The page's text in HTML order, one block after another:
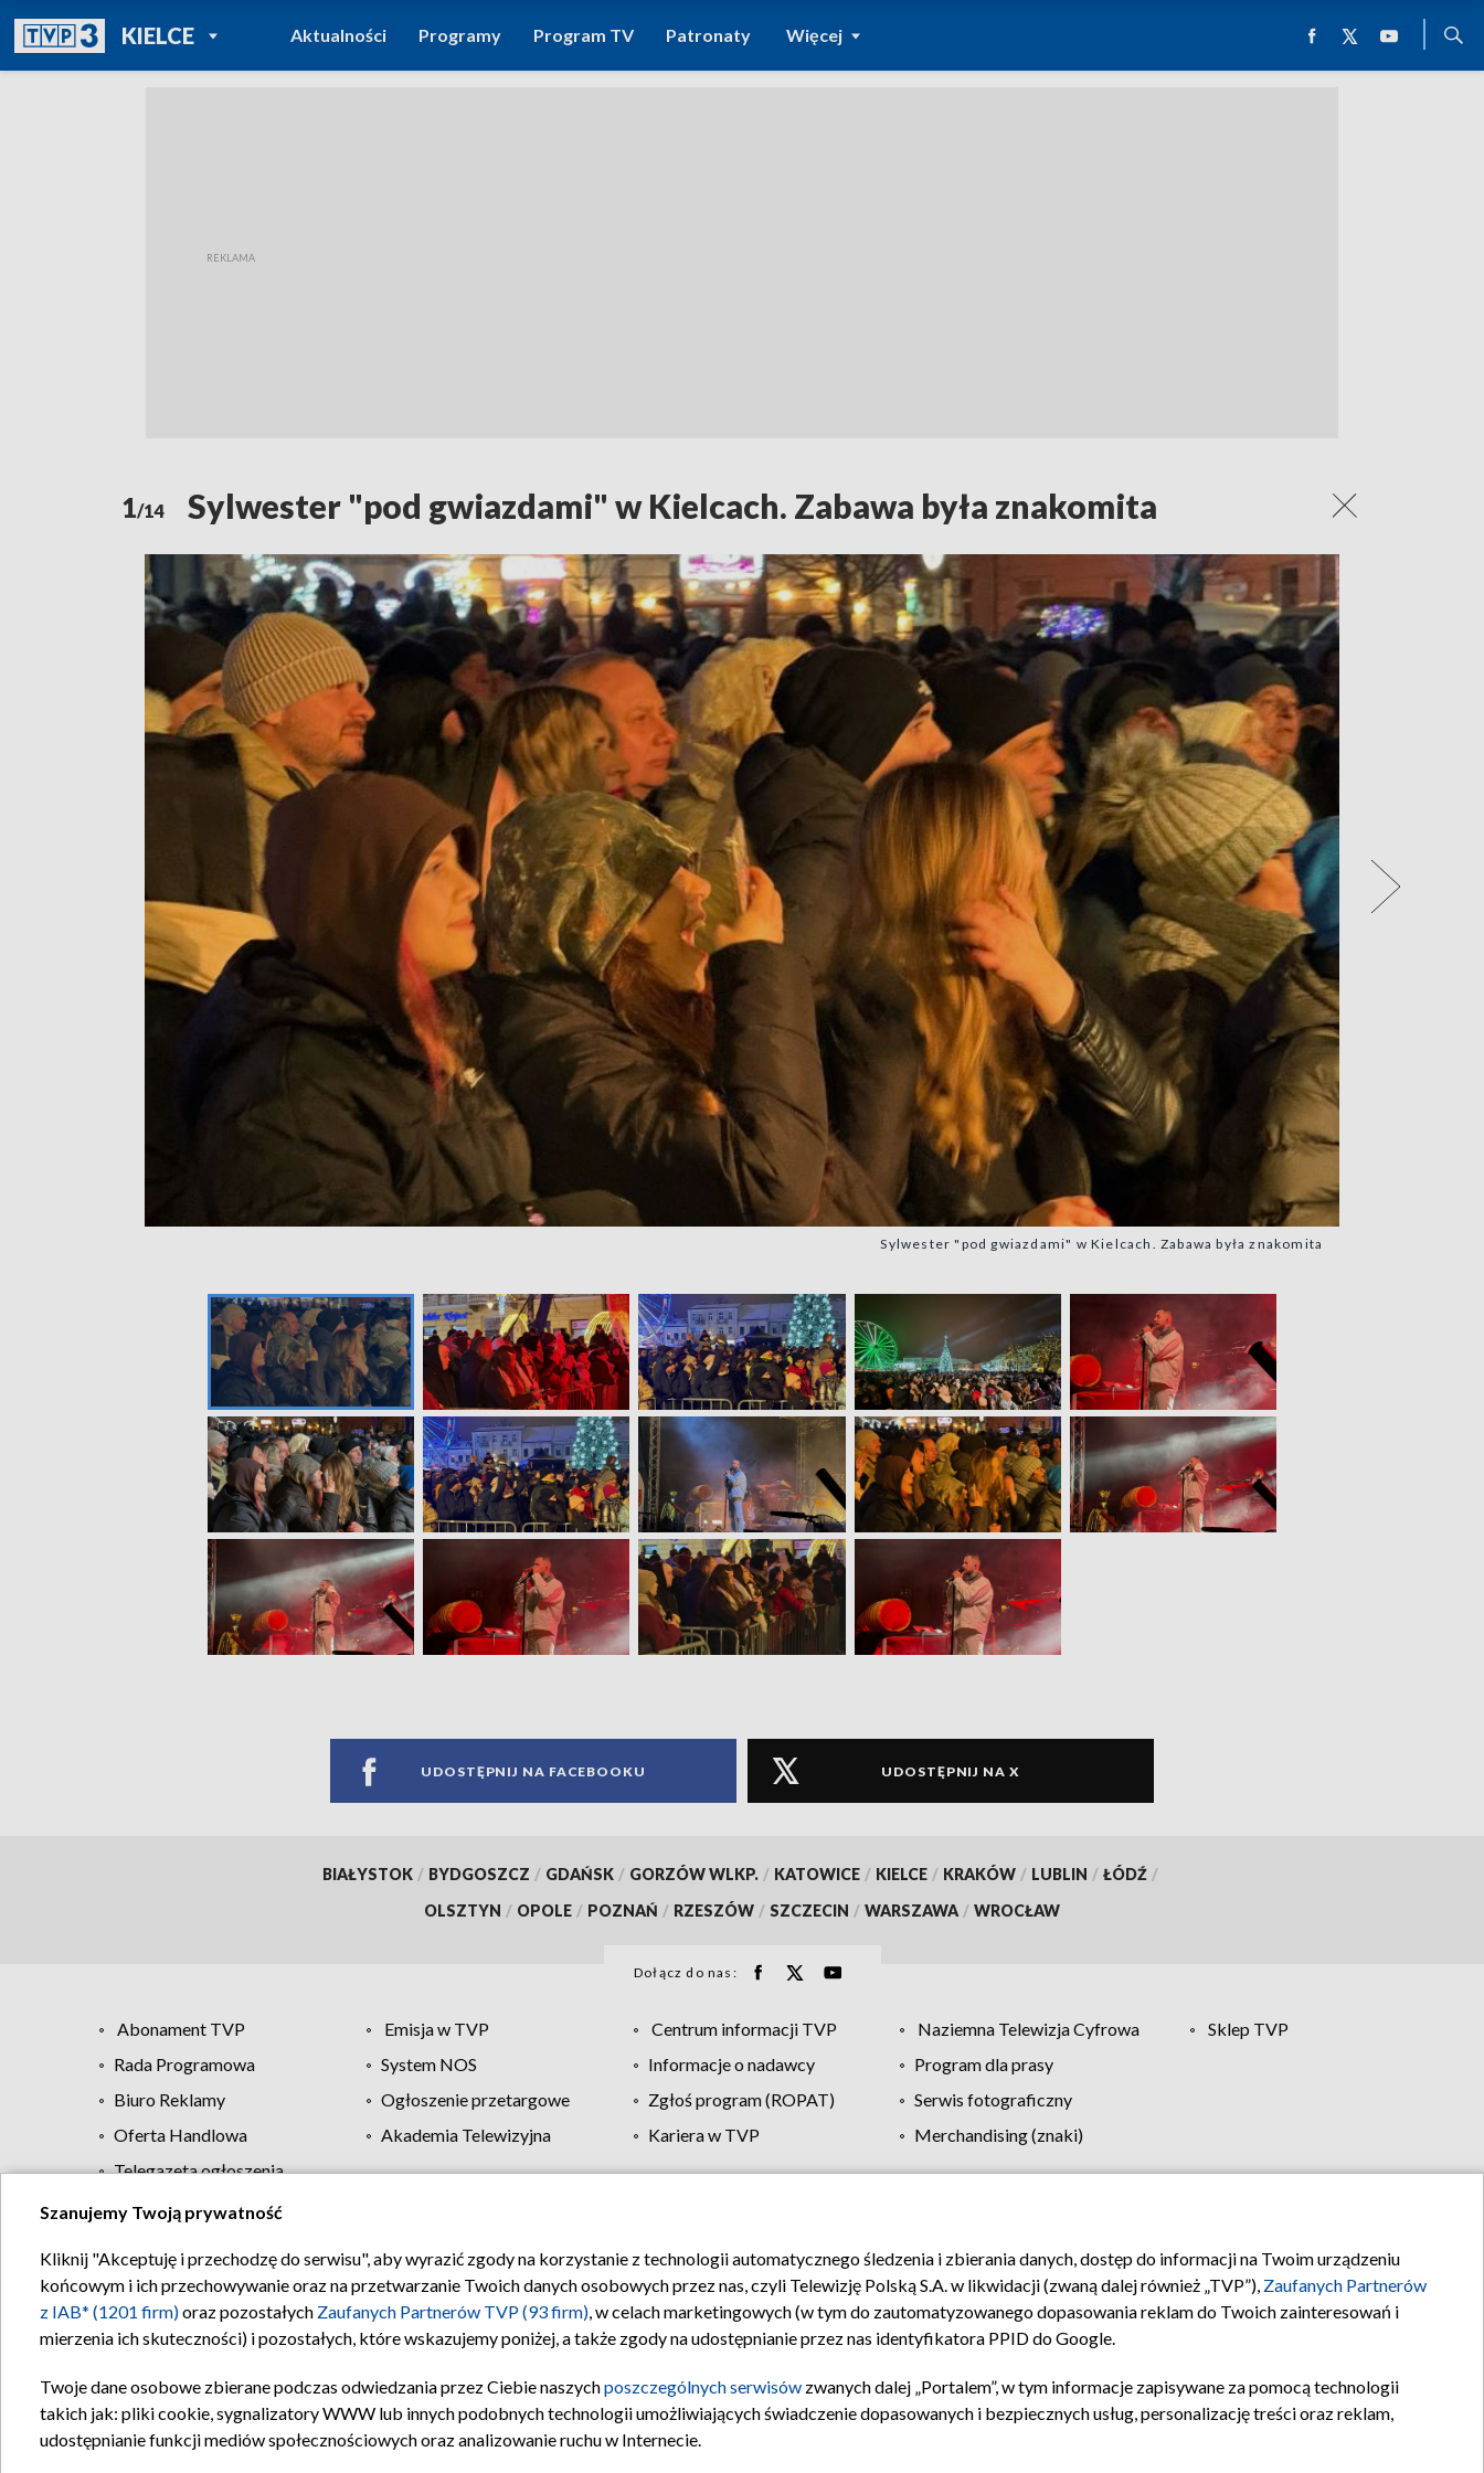
KIELCEPOWRÓT DO
TVP REGIONY
Aktualności Programy Program TV Patronaty Więcej
1/14 Sylwester "pod gwiazdami" w Kielcach. Zabawa była znakomita
Sylwester "pod gwiazdami" w Kielcach. Zabawa była znakomita
UDOSTĘPNIJ NA FACEBOOKU UDOSTĘPNIJ NA X
BIAŁYSTOK / BYDGOSZCZ / GDAŃSK / GORZÓW WLKP. / KATOWICE / KIELCE / KRAKÓW / LUBLIN / ŁÓDŹ /
OLSZTYN / OPOLE / POZNAŃ / RZESZÓW / SZCZECIN / WARSZAWA / WROCŁAW
Dołącz do nas:
Abonament TVP Emisja w TVP Centrum informacji TVP Naziemna Telewizja Cyfrowa
Sklep TVP
Rada Programowa
System NOS Informacje o nadawcy
Program dla prasy
Biuro Reklamy
Ogłoszenie przetargowe Zgłoś program (ROPAT)
Serwis fotograficzny
Oferta Handlowa
Akademia Telewizyjna Kariera w TVP
Merchandising (znaki)
Telegazeta ogłoszenia
Regulamin TVP Polityka prywatności Moje zgody Pomoc Biuro reklamy Kontakt
Szanujemy Twoją prywatność
Kliknij "Akceptuję i przechodzę do serwisu", aby wyrazić zgody na korzystanie z technologii automatycznego śledzenia i zbierania danych, dostęp do informacji na Twoim urządzeniu
końcowym i ich przechowywanie oraz na przetwarzanie Twoich danych osobowych przez nas, czyli Telewizję Polską S.A. w likwidacji (zwaną dalej również „TVP”), Zaufanych Partnerów
z IAB* (1201 firm)oraz pozostałych Zaufanych Partnerów TVP (93 firm), w celach marketingowych (w tym do zautomatyzowanego dopasowania reklam do Twoich zainteresowań i
mierzenia ich skuteczności) i pozostałych, które wskazujemy poniżej, a także zgody na udostępnianie przez nas identyfikatora PPID do Google.
Twoje dane osobowe zbierane podczas odwiedzania przez Ciebie naszychposzczególnych serwisów zwanych dalej „Portalem”, w tym informacje zapisywane za pomocą technologii
takich jak: pliki cookie, sygnalizatory WWW lub innych podobnych technologii umożliwiających świadczenie dopasowanych i bezpiecznych usług, personalizację treści oraz reklam,
udostępnianie funkcji mediów społecznościowych oraz analizowanie ruchu w Internecie.